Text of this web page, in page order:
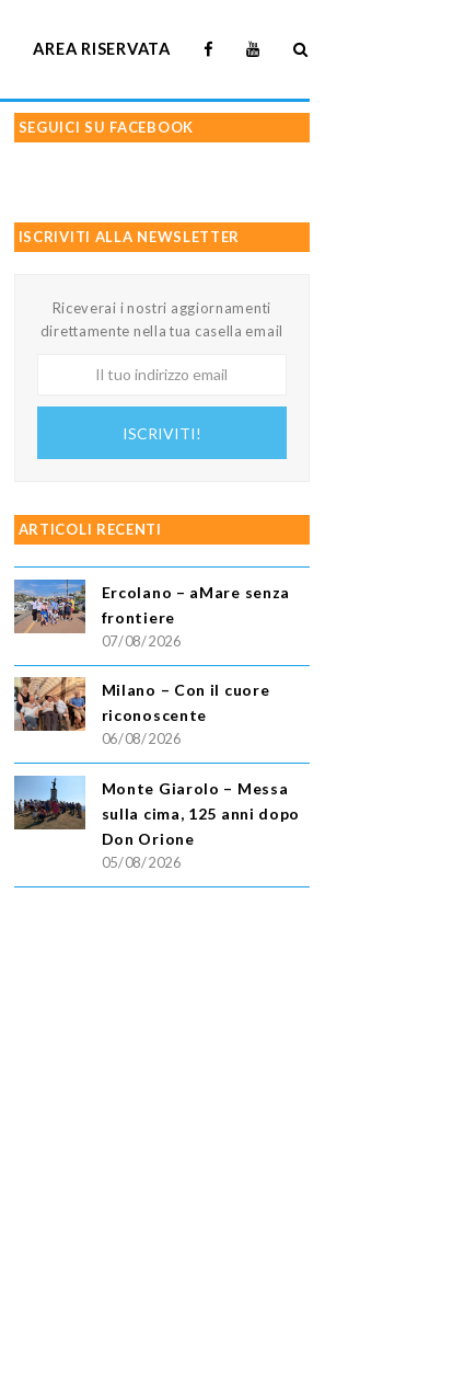
AREA RISERVATA
SEGUICI SU FACEBOOK
ISCRIVITI ALLA NEWSLETTER
Riceverai i nostri aggiornamenti
direttamente nella tua casella email
ISCRIVITI!
ARTICOLI RECENTI
Ercolano – aMare senza
frontiere
07/08/2026
Milano – Con il cuore
riconoscente
06/08/2026
Monte Giarolo – Messa
sulla cima, 125 anni dopo
Don Orione
05/08/2026